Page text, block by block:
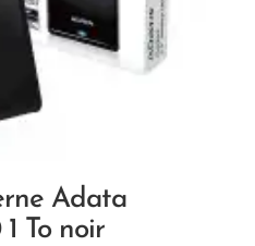
Adata
To noir